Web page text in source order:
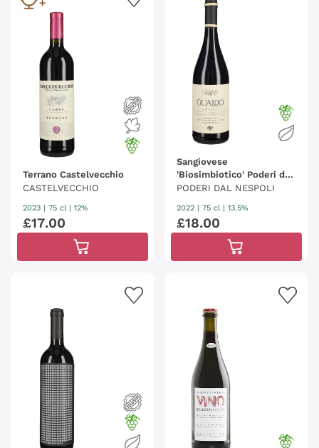
Terrano Castelvecchio
CASTELVECCHIO
2023 | 75 cl | 12%
£17.00
Sangiovese
'Biosimbiotico' Poderi dal
Nespoli
PODERI DAL NESPOLI
2022 | 75 cl | 13.5%
£18.00